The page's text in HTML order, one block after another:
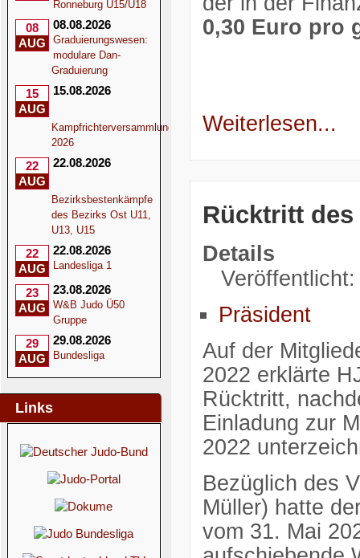
Ronneburg U15/U18
08
AUG
08.08.2026
Graduierungswesen:
modulare Dan-
Graduierung
15
AUG
15.08.2026
Kampfrichterversammlung
2026
22
AUG
22.08.2026
Bezirksbestenkämpfe
des Bezirks Ost U11,
U13, U15
22
AUG
22.08.2026
Landesliga 1
23
AUG
23.08.2026
W&B Judo Ü50
Gruppe
29
AUG
29.08.2026
Bundesliga
Links
0,30 Euro pro
Weiterlesen...
Rücktritt des
Details
Präsident
Auf der
2022 erklärte
Rücktritt,
Einladung zur
2022
Bezüglich des
Müller) hatte
vom 31. Mai